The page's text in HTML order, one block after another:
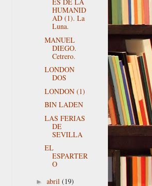
ES DE LA
HUMANID
AD (1). La
Luna.
MANUEL
DIEGO.
Cetrero.
LONDON
DOS
LONDON (1)
BIN LADEN
LAS FERIAS
DE
SEVILLA
EL
ESPARTER
O
► abril (19)